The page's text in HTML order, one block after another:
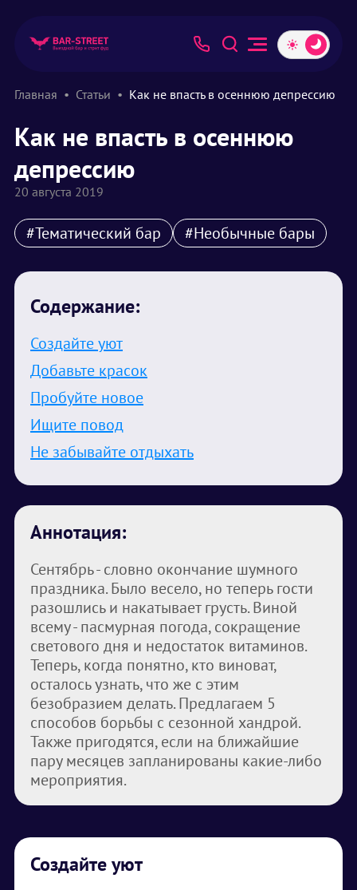
Главная Статьи Как не впасть в осеннюю депрессию
Как не впасть в осеннюю
депрессию
20 августа 2019
#Тематический бар #Необычные бары
Содержание:
Создайте уют
Добавьте красок
Пробуйте новое
Ищите повод
Не забывайте отдыхать
Аннотация:
Сентябрь - словно окончание шумного
праздника. Было весело, но теперь гости
разошлись и накатывает грусть. Виной
всему - пасмурная погода, сокращение
светового дня и недостаток витаминов.
Теперь, когда понятно, кто виноват,
осталось узнать, что же с этим
безобразием делать. Предлагаем 5
способов борьбы с сезонной хандрой.
Также пригодятся, если на ближайшие
пару месяцев запланированы какие-либо
мероприятия.
Создайте уют